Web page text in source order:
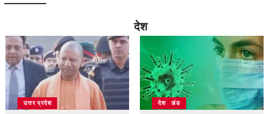
देश
उत्तर प्रदेश उत्तराखंड
देश